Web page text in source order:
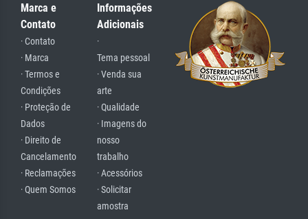
Marca e
Contato
· Contato
· Marca
· Termos e
Condições
· Proteção de
Dados
· Direito de
Cancelamento
· Reclamações
· Quem Somos
Informações
Adicionais
·
Tema pessoal
· Venda sua
arte
· Qualidade
· Imagens do
nosso
trabalho
· Acessórios
· Solicitar
amostra